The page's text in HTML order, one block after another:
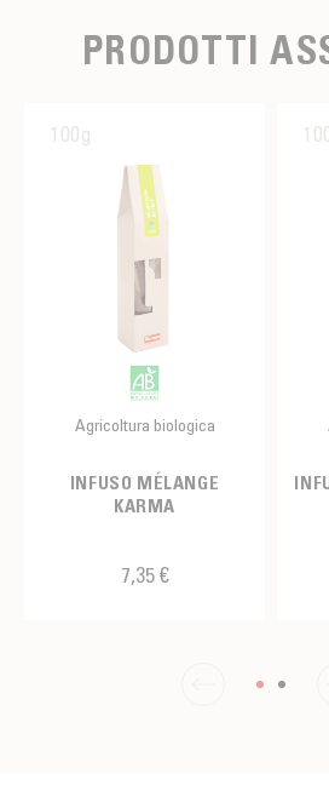
PRODOTTI
100g
Agricoltura biologica
INFUSO MÉLANGE
KARMA
7,35 €